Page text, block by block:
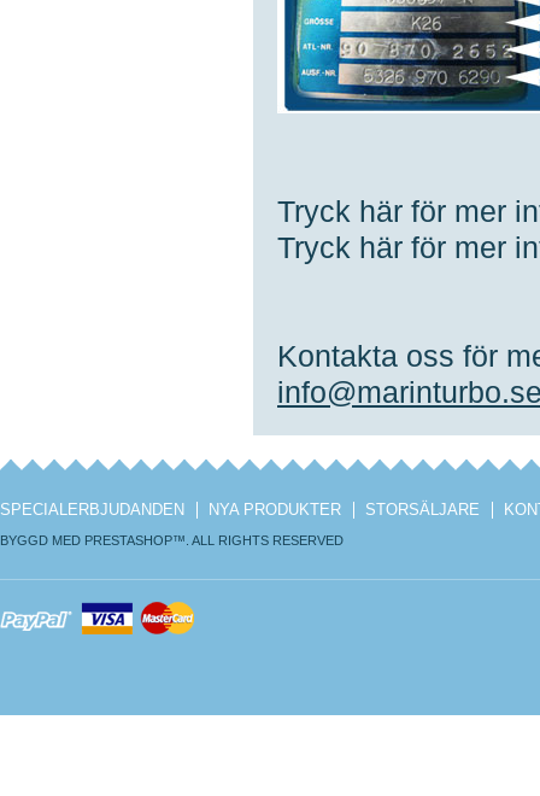
Tryck här för mer
Tryck här för mer
Kontakta oss för
SPECIALERBJUDANDEN NYA PRODUKTER STORSÄLJARE
BYGGD MED PRESTASHOP™. ALL RIGHTS RESERVED